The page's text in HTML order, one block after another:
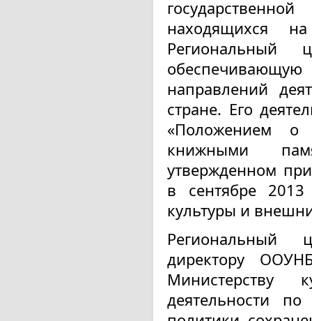
находящихся
направлений
стране. Его
«Положением о
книжными
утвержденном
в сентябре
культуры и
Региональный
директору
Министерству
деятельности